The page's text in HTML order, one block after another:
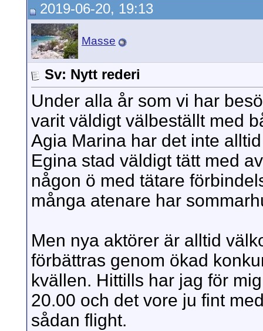
2019-06-20, 19:13
Masse
Sv: Nytt rederi
Under alla år som vi har
varit väldigt välbeställt med
Agia Marina har det inte
Egina stad väldigt tätt med
någon ö med tätare
många atenare har
Men nya aktörer är alltid
förbättras genom ökad
kvällen. Hittills har jag för
20.00 och det vore ju fint
sådan flight.